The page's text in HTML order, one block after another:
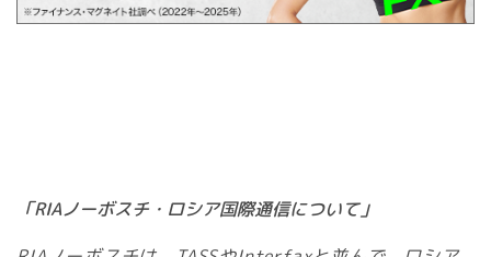
「RIAノーボスチ・ロシア国際通信について」